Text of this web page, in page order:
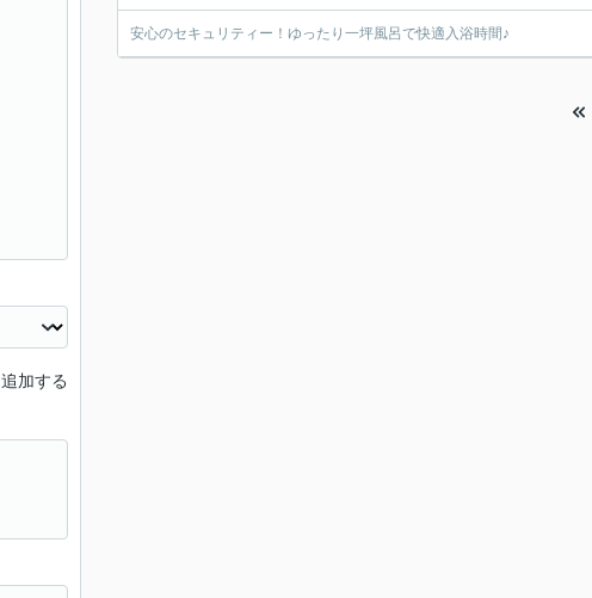
安心のセキュリティー！ゆったり一坪風呂で快適入浴時間♪
追加する